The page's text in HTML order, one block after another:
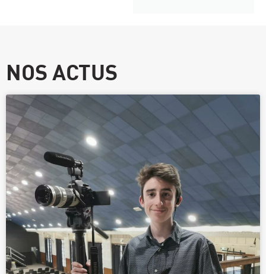
NOS ACTUS